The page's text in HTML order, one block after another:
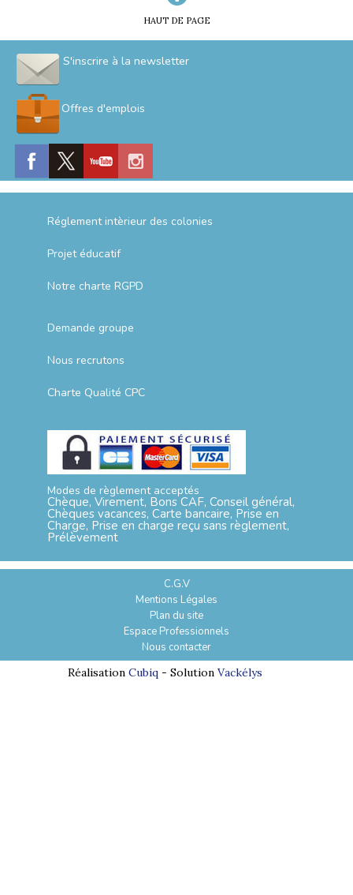
HAUT DE PAGE
S'inscrire à la newsletter
Offres d'emplois
Réglement intèrieur des colonies
Projet éducatif
Notre charte RGPD
Demande groupe
Nous recrutons
Charte Qualité CPC
Modes de règlement acceptés
Chèque, Virement, Bons CAF, Conseil général,
Chèques vacances, Carte bancaire, Prise en
Charge, Prise en charge reçu sans règlement,
Prélèvement
C.G.V
Mentions Légales
Plan du site
Espace Professionnels
Nous contacter
Réalisation Cubiq- Solution Vackélys